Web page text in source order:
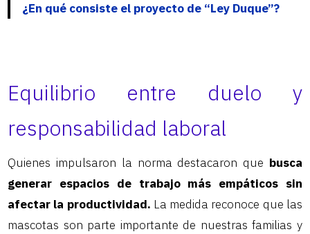
¿En qué consiste el proyecto de “Ley Duque”?
Equilibrio entre duelo y
responsabilidad laboral
Quienes impulsaron la norma destacaron que busca
generar espacios de trabajo más empáticos sin
afectar la productividad. La medida reconoce que las
mascotas son parte importante de nuestras familias y